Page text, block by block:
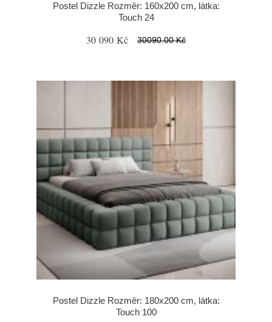
Postel Dizzle Rozměr: 160x200 cm, látka:
Touch 24
30 090 Kč 30090.00 Kč
Postel Dizzle Rozměr: 180x200 cm, látka:
Touch 100